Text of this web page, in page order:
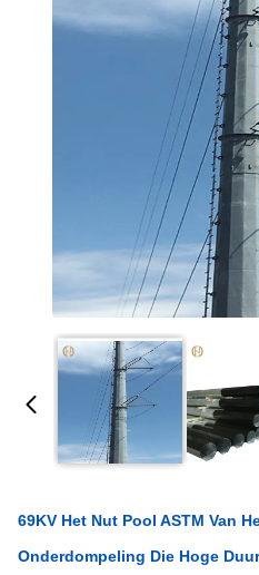
69KV Het Nut Pool ASTM Van
Onderdompeling Die Hoge